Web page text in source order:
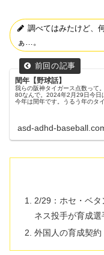
調べてはみたけど、
ぁ…。
閏年【野球話】
我らの阪神タイガース点数って
80なんで。2024年2月29日今日
今年は閏年です。うるう年のタ
asd-adhd-
2/29：ホセ・ベ
ネス投手が育成選
外国人の育成契約